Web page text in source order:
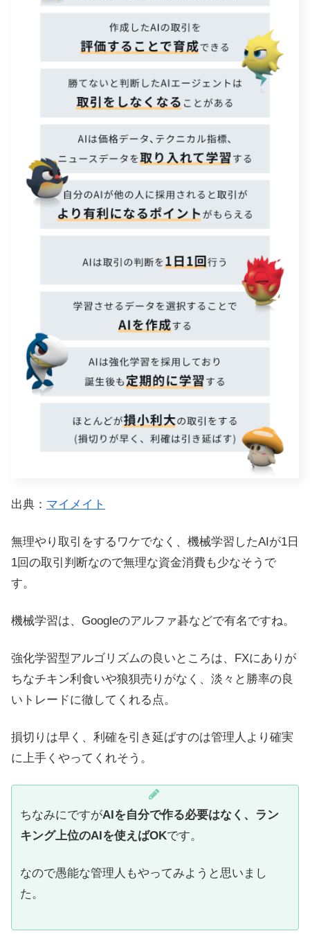
出典： マイメイト
無理やり取引をするワケでなく、機械学習したAIが1日
1回の取引判断なので無理な資金消費も少なそうで
す。
機械学習は、Googleのアルファ碁などで有名ですね。
強化学習型アルゴリズムの良いところは、FXにありが
ちなチキン利食いや狼狽売りがなく、淡々と勝率の良
いトレードに徹してくれる点。
損切りは早く、利確を引き延ばすのは管理人より確実
に上手くやってくれそう。
ちなみにですがAIを自分で作る必要はなく、ラン
キング上位のAIを使えばOKです。
なので愚能な管理人もやってみようと思いまし
た。